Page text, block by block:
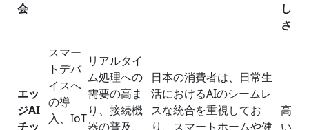
会
し
さ
エッ
ジAI
チッ
スマー
トデバ
イスへ
の導
入、IoT
リアルタイ
ム処理への
需要の高ま
り、接続機
器の普及、
日本の消費者は、日常生
活におけるAIのシームレ
スな統合を重視してお
り、スマートホームや健
高
い